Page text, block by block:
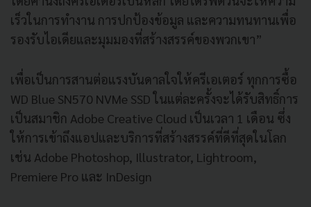
เร็วในการทำงาน การปกป้องข้อมูล และความทนทานเพื่อ
รองรับไอเดียและมุมมองที่สร้างสรรค์ของพวกเขา”
เพื่อเป็นการสานต่อแรงบันดาลใจให้ครีเอเตอร์ ทุกการซื้อ
WD Blue SN570 NVMe SSDในแต่ละครั้งจะได้รับสิทธิ์การ
เป็นสมาชิก Adobe Creative Cloud เป็นเวลา 1 เดือน ซึ่ง
ให้การเข้าถึงแอปและบริการที่สร้างสรรค์ที่ดีที่สุดในโลก
เช่น Adobe Photoshop, Illustrator, Lightroom,
Premiere Pro และ InDesign